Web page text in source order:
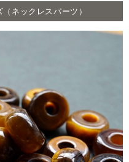
ネックレスパーツ）